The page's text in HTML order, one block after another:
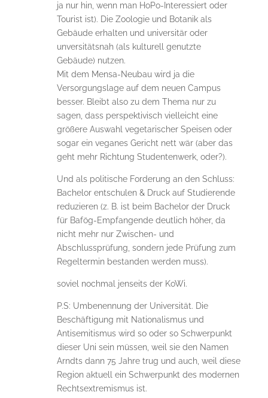
ja nur hin, wenn man HoPo-Interessiert oder
Tourist ist). Die Zoologie und Botanik als
Gebäude erhalten und universitär oder
unversitätsnah (als kulturell genutzte
Gebäude) nutzen.
Mit dem Mensa-Neubau wird ja die
Versorgungslage auf dem neuen Campus
besser. Bleibt also zu dem Thema nur zu
sagen, dass perspektivisch vielleicht eine
größere Auswahl vegetarischer Speisen oder
sogar ein veganes Gericht nett wär (aber das
geht mehr Richtung Studentenwerk, oder?).
Und als politische Forderung an den Schluss:
Bachelor entschulen & Druck auf Studierende
reduzieren (z. B. ist beim Bachelor der Druck
für Bafög-Empfangende deutlich höher, da
nicht mehr nur Zwischen- und
Abschlussprüfung, sondern jede Prüfung zum
Regeltermin bestanden werden muss).
soviel nochmal jenseits der KoWi.
P.S: Umbenennung der Universität. Die
Beschäftigung mit Nationalismus und
Antisemitismus wird so oder so Schwerpunkt
dieser Uni sein müssen, weil sie den Namen
Arndts dann 75 Jahre trug und auch, weil diese
Region aktuell ein Schwerpunkt des modernen
Rechtsextremismus ist.